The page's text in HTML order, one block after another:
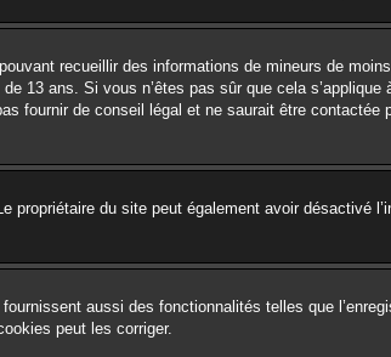
recueillir des informations de mineurs de
13 ans. Si vous n’êtes pas sûr que cela
fournir de conseil légal et ne saurait être
du site peut également avoir désactivé
aussi des fonctionnalités telles que
peut les corriger.